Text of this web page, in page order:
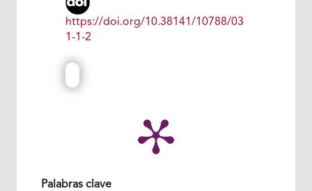
https://doi.org/10.38141/10788/03
1-1-2
Palabras clave